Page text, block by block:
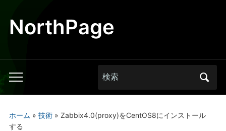
NorthPage
Toggle
mobile
Search
for:
ホーム » 技術» Zabbix4.0(proxy)をCentOS8にインストール
する